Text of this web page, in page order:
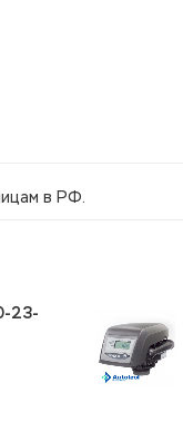
в РФ.
23-